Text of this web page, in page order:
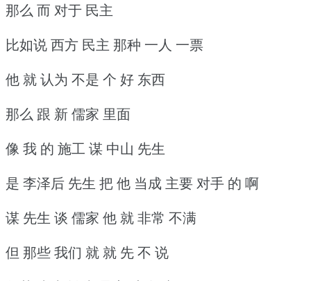
那么 而 对于 民主
比如说 西方 民主 那种 一人 一票
他 就 认为 不是 个 好 东西
那么 跟 新 儒家 里面
像 我 的 施工 谋 中山 先生
是 李泽后 先生 把 他 当成 主要 对手 的 啊
谋 先生 谈 儒家 他 就 非常 不满
但 那些 我们 就 就 先 不 说